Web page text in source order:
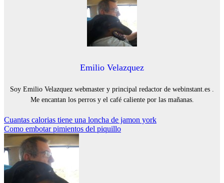
Emilio Velazquez
Soy Emilio Velazquez webmaster y principal redactor de webinstant.es .
Me encantan los perros y el café caliente por las mañanas.
Navegación
de
entradas
Cuantas calorias tiene una loncha de jamon york
Como embotar pimientos del piquillo